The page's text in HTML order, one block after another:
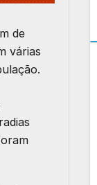
de
várias